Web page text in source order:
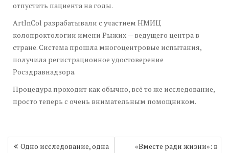
отпустить пациента на годы.
ArtInCol разрабатывали с участием НМИЦ
колопроктологии имени Рыжих — ведущего центра в
стране. Система прошла многоцентровые испытания,
получила регистрационное удостоверение
Росздравнадзора.
Процедура проходит как обычно, всё то же исследование,
просто теперь с очень внимательным помощником.
Навигация
Одно исследование, одна
«Вместе ради жизни»: в